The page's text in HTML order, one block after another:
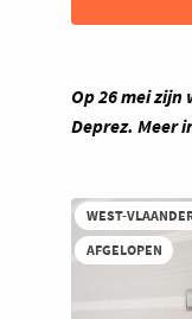
Op 26 mei zijn
Deprez. Meer
WEST-
AFGELOPEN